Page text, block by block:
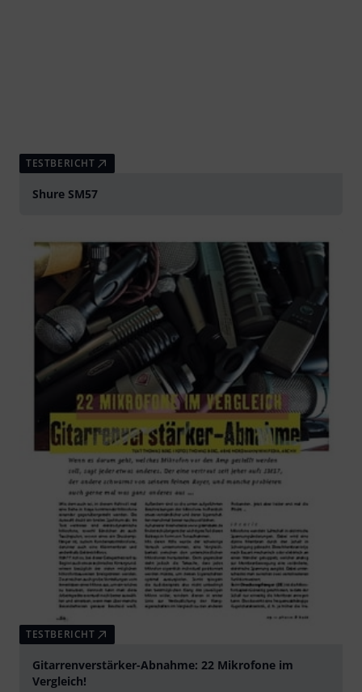
TESTBERICHT
Shure SM57
TESTBERICHT
Gitarrenverstärker-Abnahme: 22 Mikrofone im
Vergleich!